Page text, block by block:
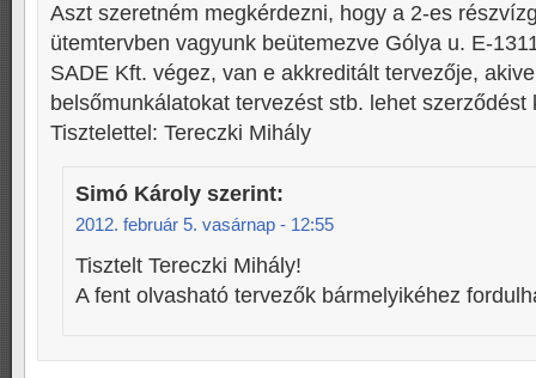
Aszt szeretném megkérdezni, hogy a 2-es
ütemtervben vagyunk beütemezve Gólya u. E-
SADE Kft. végez, van e akkreditált tervezője,
belsőmunkálatokat tervezést stb. lehet szerződést
Tisztelettel: Tereczki Mihály
Simó Károly szerint:
2012. február 5. vasárnap - 12:55
Tisztelt Tereczki Mihály!
A fent olvasható tervezők bármelyikéhez